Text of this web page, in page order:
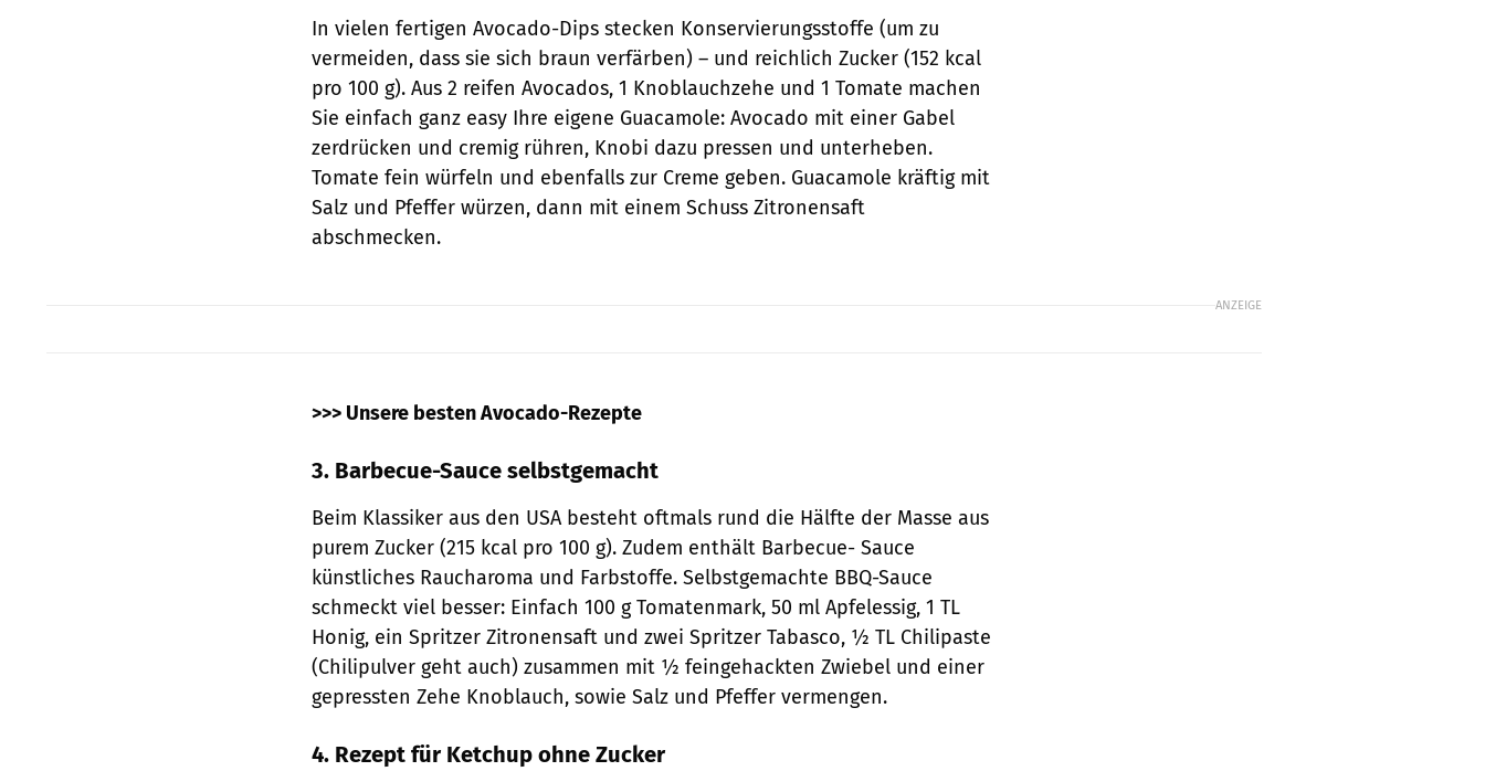
In vielen fertigen Avocado-Dips stecken Konservierungsstoffe (um zu
vermeiden, dass sie sich braun verfärben) – und reichlich Zucker (152 kcal
pro 100 g). Aus 2 reifen Avocados, 1 Knoblauchzehe und 1 Tomate machen
Sie einfach ganz easy Ihre eigene Guacamole: Avocado mit einer Gabel
zerdrücken und cremig rühren, Knobi dazu pressen und unterheben.
Tomate fein würfeln und ebenfalls zur Creme geben. Guacamole kräftig mit
Salz und Pfeffer würzen, dann mit einem Schuss Zitronensaft
abschmecken.
ANZEIGE
>>> Unsere besten Avocado-Rezepte
3. Barbecue-Sauce selbstgemacht
Beim Klassiker aus den USA besteht oftmals rund die Hälfte der Masse aus
purem Zucker (215 kcal pro 100 g). Zudem enthält Barbecue- Sauce
künstliches Raucharoma und Farbstoffe. Selbstgemachte BBQ-Sauce
schmeckt viel besser: Einfach 100 g Tomatenmark, 50 ml Apfelessig, 1 TL
Honig, ein Spritzer Zitronensaft und zwei Spritzer Tabasco, ½ TL Chilipaste
(Chilipulver geht auch) zusammen mit ½ feingehackten Zwiebel und einer
gepressten Zehe Knoblauch, sowie Salz und Pfeffer vermengen.
4. Rezept für Ketchup ohne Zucker